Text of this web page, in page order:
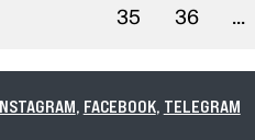
35
36 ...
,TELEGRAM